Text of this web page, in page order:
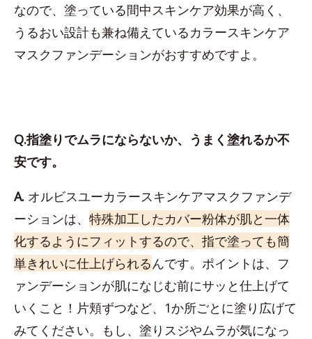
なので、塗っている間中スキンケア効果が高く、
うるおい設計も兼ね備えているカラースキンケア
マスクファンデーションがおすすめですよ。
Q.指塗りでムラにならないか、うまく塗れるか不
安です。
A. オルビスユーカラースキンケアマスクファンデ
ーションは、 特殊加工したカバー粉体が肌と一体
化するようにフィットするので、指で塗っても簡
単きれいに仕上げられるんです。ポイントは、フ
ァンデーションが肌になじむ前にサッと仕上げて
いくこと！片頬ずつなど、1か所ごとに塗り広げて
みてください。もし、塗りスジやムラが気になっ